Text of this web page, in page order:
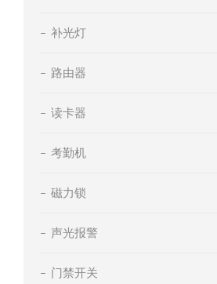
补光灯
路由器
读卡器
考勤机
磁力锁
声光报警
门禁开关